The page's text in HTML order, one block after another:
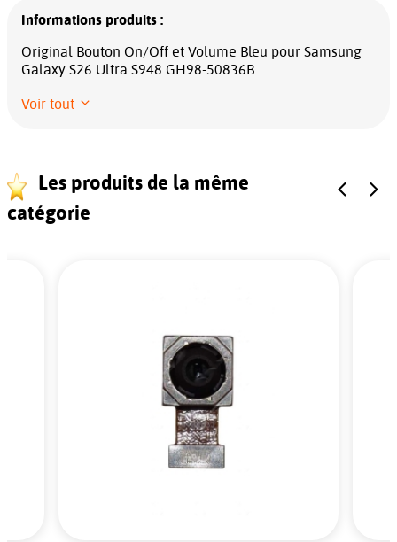
Informations produits :
Original Bouton On/Off et Volume Bleu pour Samsung
Galaxy S26 Ultra S948 GH98-50836B
Voir tout
Les produits de la même
catégorie